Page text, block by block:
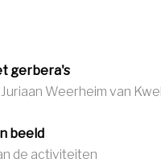
gerbera's
Weerheim van
beeld
de activiteiten